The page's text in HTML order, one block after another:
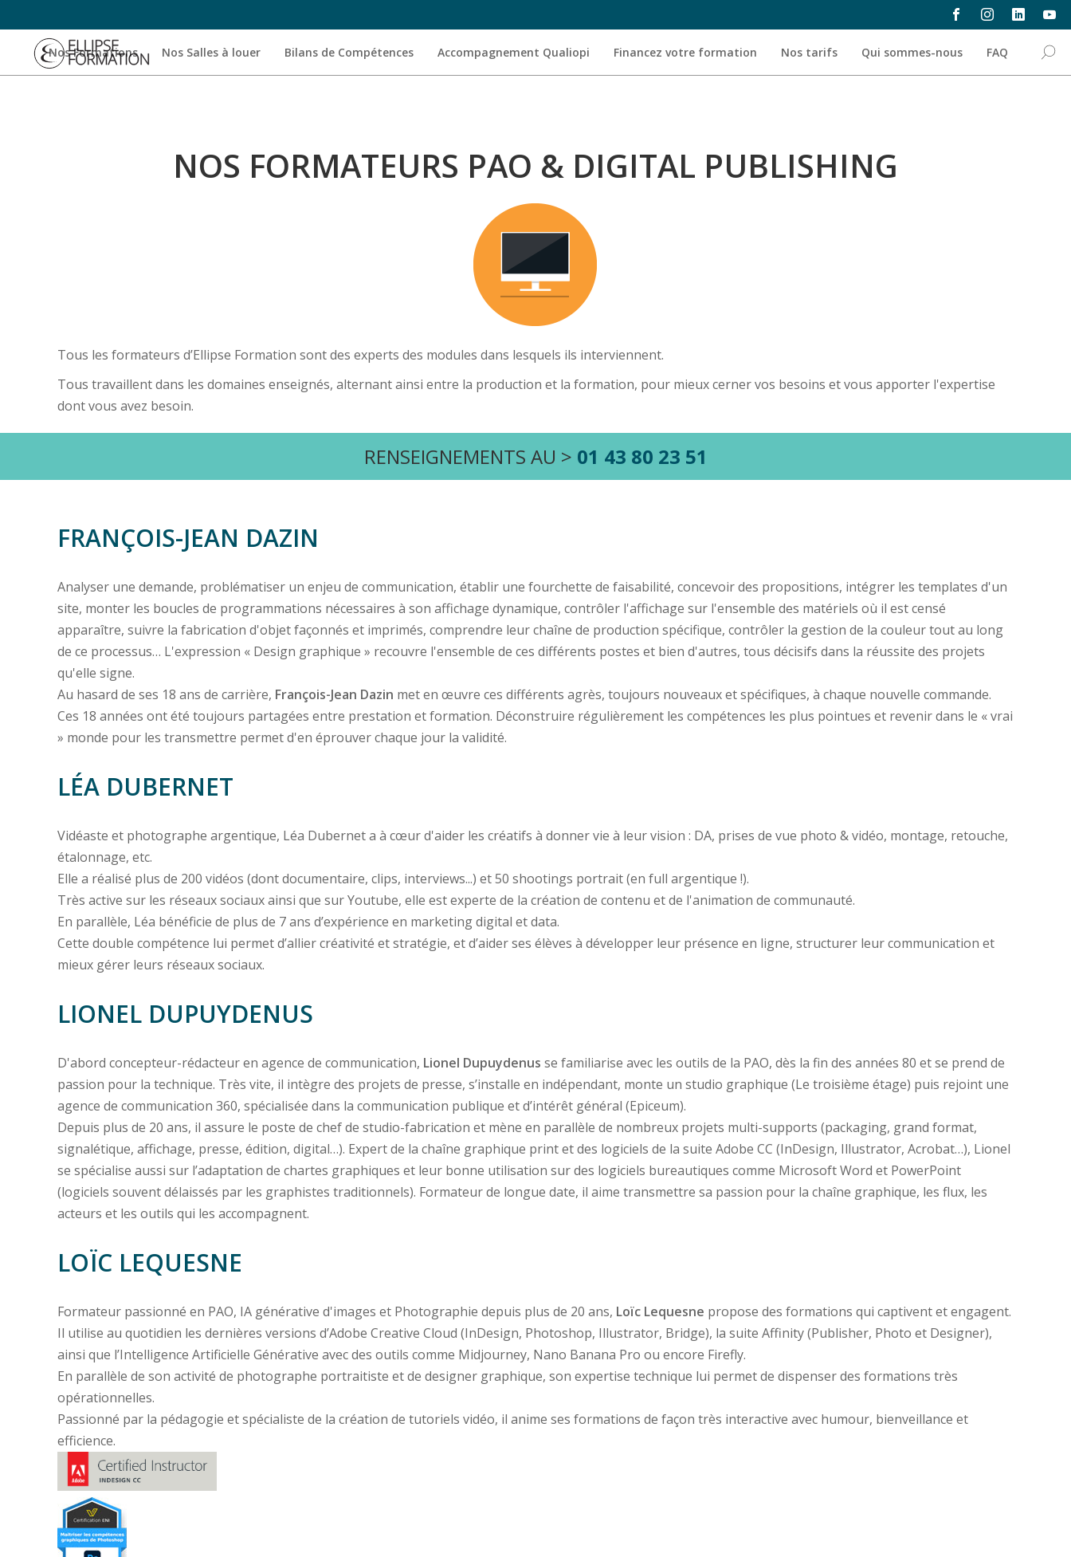
Nos Formations Nos Salles à louer Bilans de Compétences Accompagnement Qualiopi Financez votre formation Nos tarifs Qui sommes-nous FAQ
pao & digital publishing › formateurs pao
NOS FORMATEURS PAO & DIGITAL PUBLISHING
Tous les formateurs d’Ellipse Formation sont des experts des modules dans lesquels ils interviennent.
Tous travaillent dans les domaines enseignés, alternant ainsi entre la production et la formation, pour mieux cerner vos besoins et vous apporter l'expertise
dont vous avez besoin.
RENSEIGNEMENTS AU > 01 43 80 23 51
FRANÇOIS-JEAN DAZIN
Analyser une demande, problématiser un enjeu de communication, établir une fourchette de faisabilité, concevoir des propositions, intégrer les templates d'un
site, monter les boucles de programmations nécessaires à son affichage dynamique, contrôler l'affichage sur l'ensemble des matériels où il est censé
apparaître, suivre la fabrication d'objet façonnés et imprimés, comprendre leur chaîne de production spécifique, contrôler la gestion de la couleur tout au long
de ce processus… L'expression « Design graphique » recouvre l'ensemble de ces différents postes et bien d'autres, tous décisifs dans la réussite des projets
qu'elle signe.
Au hasard de ses 18 ans de carrière, François-Jean Dazin met en œuvre ces différents agrès, toujours nouveaux et spécifiques, à chaque nouvelle commande.
Ces 18 années ont été toujours partagées entre prestation et formation. Déconstruire régulièrement les compétences les plus pointues et revenir dans le « vrai
» monde pour les transmettre permet d'en éprouver chaque jour la validité.
LÉA DUBERNET
Vidéaste et photographe argentique, Léa Dubernet a à cœur d'aider les créatifs à donner vie à leur vision : DA, prises de vue photo & vidéo, montage, retouche,
étalonnage, etc.
Elle a réalisé plus de 200 vidéos (dont documentaire, clips, interviews...) et 50 shootings portrait (en full argentique !).
Très active sur les réseaux sociaux ainsi que sur Youtube, elle est experte de la création de contenu et de l'animation de communauté.
En parallèle, Léa bénéficie de plus de 7 ans d’expérience en marketing digital et data.
Cette double compétence lui permet d’allier créativité et stratégie, et d’aider ses élèves à développer leur présence en ligne, structurer leur communication et
mieux gérer leurs réseaux sociaux.
LIONEL DUPUYDENUS
D'abord concepteur-rédacteur en agence de communication, Lionel Dupuydenus se familiarise avec les outils de la PAO, dès la fin des années 80 et se prend de
passion pour la technique. Très vite, il intègre des projets de presse, s’installe en indépendant, monte un studio graphique (Le troisième étage) puis rejoint une
agence de communication 360, spécialisée dans la communication publique et d’intérêt général (Epiceum).
Depuis plus de 20 ans, il assure le poste de chef de studio-fabrication et mène en parallèle de nombreux projets multi-supports (packaging, grand format,
signalétique, affichage, presse, édition, digital…). Expert de la chaîne graphique print et des logiciels de la suite Adobe CC (InDesign, Illustrator, Acrobat…), Lionel
se spécialise aussi sur l’adaptation de chartes graphiques et leur bonne utilisation sur des logiciels bureautiques comme Microsoft Word et PowerPoint
(logiciels souvent délaissés par les graphistes traditionnels). Formateur de longue date, il aime transmettre sa passion pour la chaîne graphique, les flux, les
acteurs et les outils qui les accompagnent.
LOÏC LEQUESNE
Formateur passionné en PAO, IA générative d'images et Photographie depuis plus de 20 ans, Loïc Lequesne propose des formations qui captivent et engagent.
Il utilise au quotidien les dernières versions d’Adobe Creative Cloud (InDesign, Photoshop, Illustrator, Bridge), la suite Affinity (Publisher, Photo et Designer),
ainsi que l’Intelligence Artificielle Générative avec des outils comme Midjourney, Nano Banana Pro ou encore Firefly.
En parallèle de son activité de photographe portraitiste et de designer graphique, son expertise technique lui permet de dispenser des formations très
opérationnelles.
Passionné par la pédagogie et spécialiste de la création de tutoriels vidéo, il anime ses formations de façon très interactive avec humour, bienveillance et
efficience.